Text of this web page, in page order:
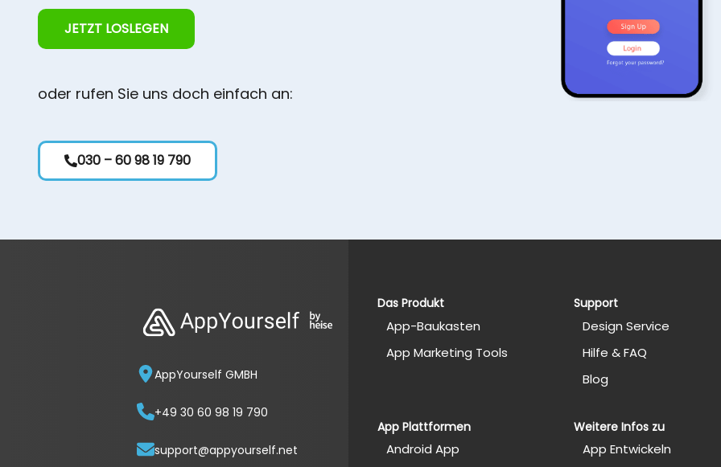
JETZT LOSLEGEN
oder rufen Sie uns doch einfach an:
030 – 60 98 19 790
AppYourself GMBH
+49 30 60 98 19 790
support@appyourself.net
Das Produkt
App-Baukasten
App Marketing Tools
Support
Design Service
Hilfe & FAQ
Blog
App Plattformen
Android App
Weitere Infos zu
App Entwickeln